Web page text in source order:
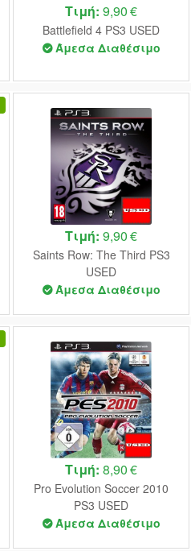
Τιμή: 9,90 €
Battlefield 4 PS3 USED
Άμεσα Διαθέσιμο
Τιμή: 9,90 €
Saints Row: The Third PS3
USED
Άμεσα Διαθέσιμο
Τιμή: 8,90 €
Pro Evolution Soccer 2010
PS3 USED
Άμεσα Διαθέσιμο